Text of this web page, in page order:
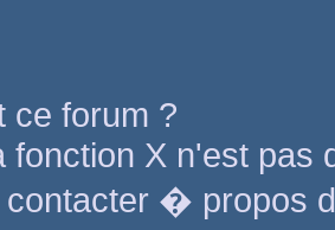
forum ?
fonction X n'est pas
contacter � propos